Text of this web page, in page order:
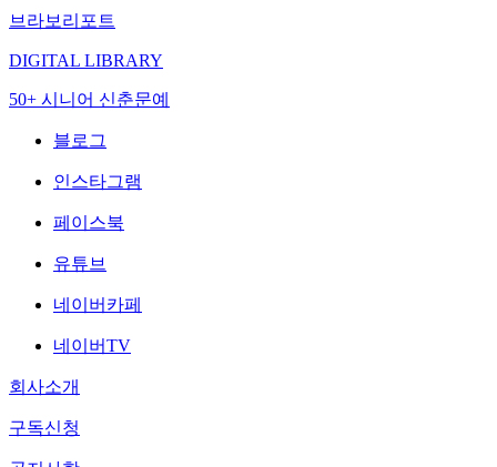
브라보리포트
DIGITAL LIBRARY
50+ 시니어 신춘문예
블로그
인스타그램
페이스북
유튜브
네이버카페
네이버TV
회사소개
구독신청